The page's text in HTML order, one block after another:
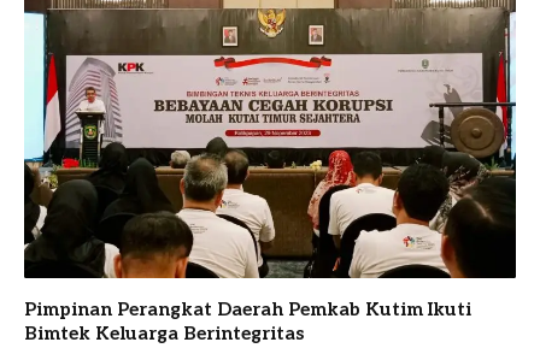
Pimpinan Perangkat Daerah Pemkab Kutim Ikuti
Bimtek Keluarga Berintegritas